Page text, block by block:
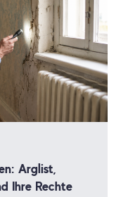
Arglist,
Ihre Rechte